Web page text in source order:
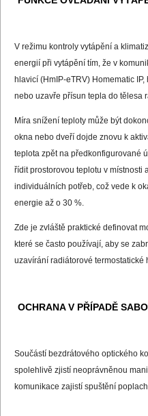
V režimu kontroly vytápění a
energií při vytápění tím, že v
hlavicí (HmIP-eTRV) Homematic
nebo uzavře přísun tepla do tělesa
Míra snížení teploty může být
okna nebo dveří dojde znovu k
teplota zpět na předkonfigurované
řídit prostorovou teplotu v místnosti
individuálních potřeb, což vede k
energie až o 30 %.
Zde je zvláště praktické definovat
které se často používají, aby se
uzavírání radiátorové termostatické
OCHRANA V PŘÍPADĚ
Součástí bezdrátového optického
spolehlivě zjistí neoprávněnou
komunikace zajistí spuštění